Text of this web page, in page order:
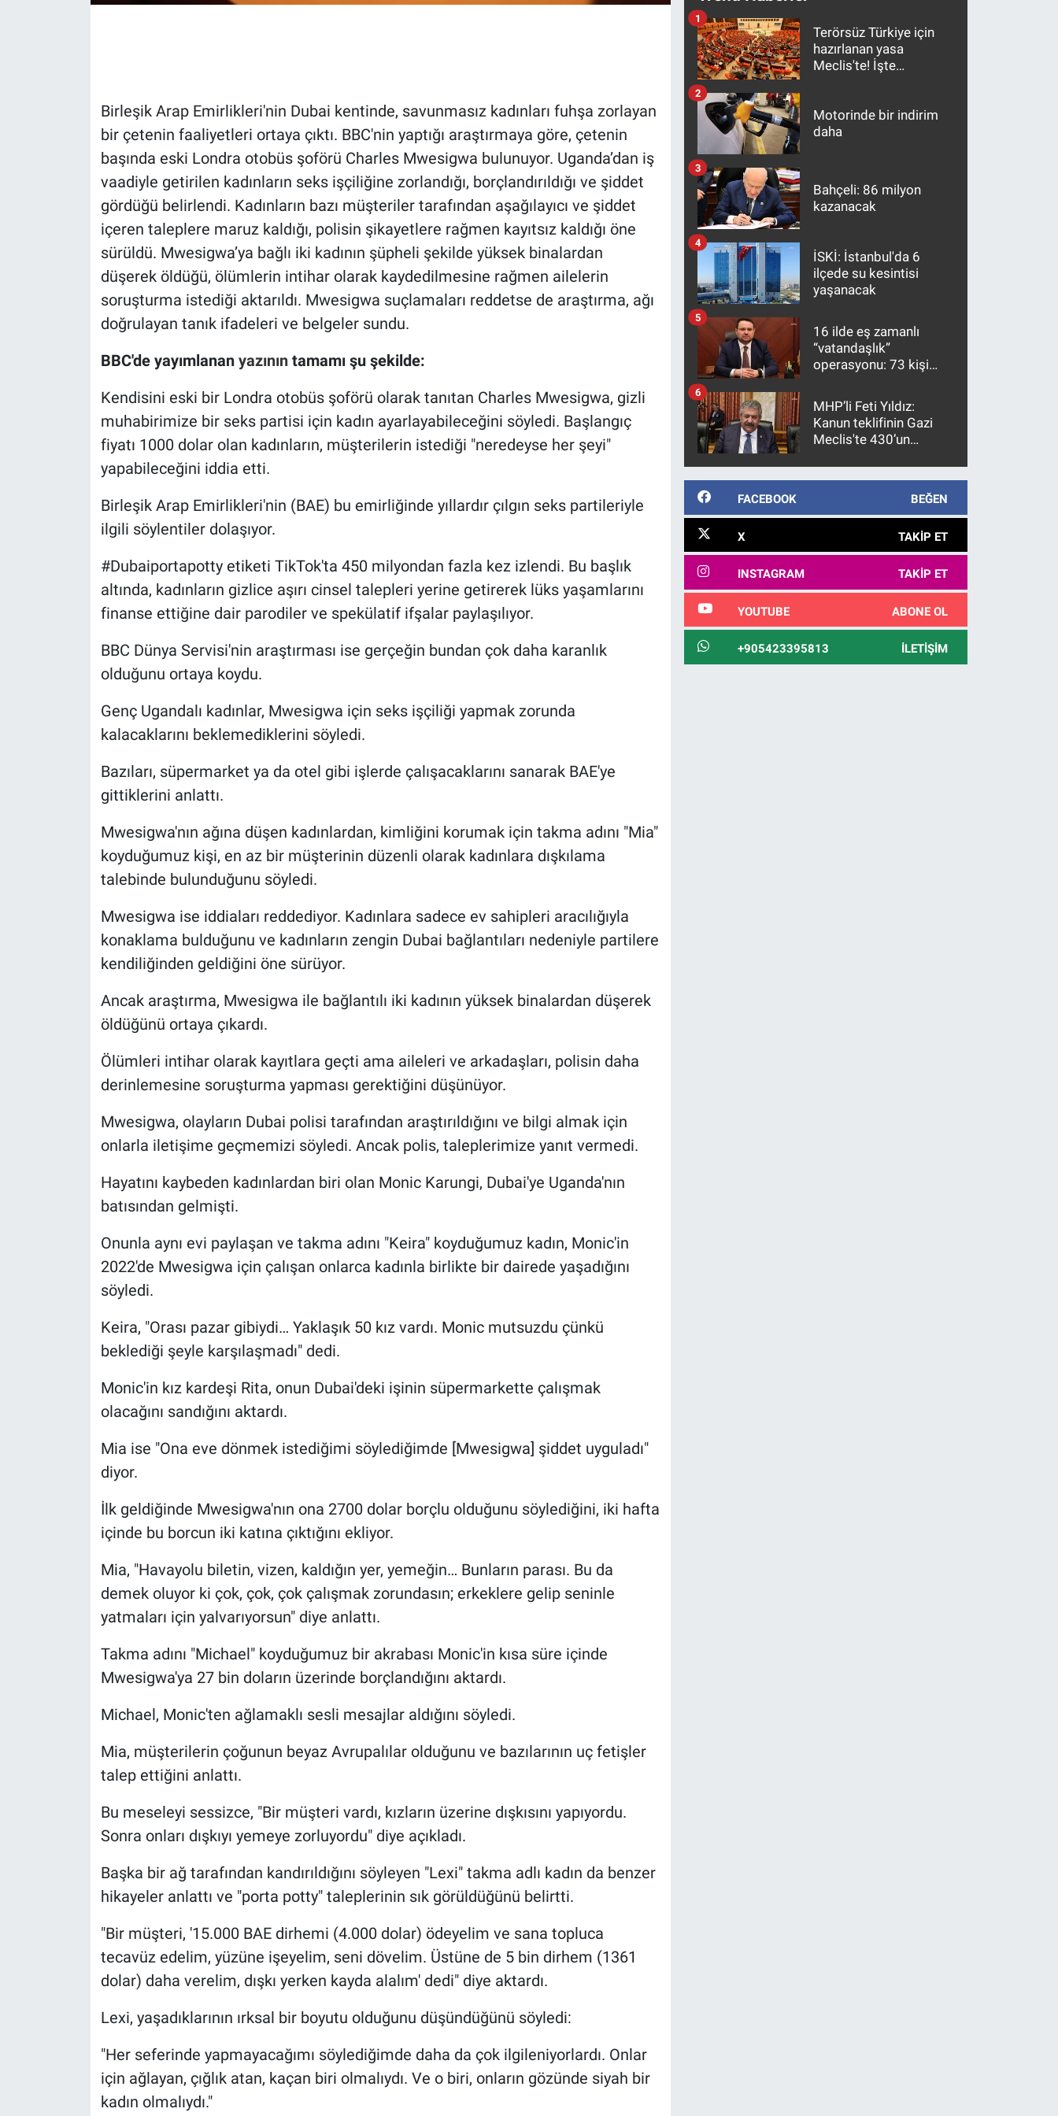
Birleşik Arap Emirlikleri'nin Dubai kentinde, savunmasız kadınları fuhşa zorlayan
bir çetenin faaliyetleri ortaya çıktı. BBC'nin yaptığı araştırmaya göre, çetenin
başında eski Londra otobüs şoförü Charles Mwesigwa bulunuyor. Uganda’dan iş
vaadiyle getirilen kadınların seks işçiliğine zorlandığı, borçlandırıldığı ve şiddet
gördüğü belirlendi. Kadınların bazı müşteriler tarafından aşağılayıcı ve şiddet
içeren taleplere maruz kaldığı, polisin şikayetlere rağmen kayıtsız kaldığı öne
sürüldü. Mwesigwa’ya bağlı iki kadının şüpheli şekilde yüksek binalardan
düşerek öldüğü, ölümlerin intihar olarak kaydedilmesine rağmen ailelerin
soruşturma istediği aktarıldı. Mwesigwa suçlamaları reddetse de araştırma, ağı
doğrulayan tanık ifadeleri ve belgeler sundu.
BBC'de yayımlanan yazının tamamı şu şekilde:
Kendisini eski bir Londra otobüs şoförü olarak tanıtan Charles Mwesigwa, gizli
muhabirimize bir seks partisi için kadın ayarlayabileceğini söyledi. Başlangıç
fiyatı 1000 dolar olan kadınların, müşterilerin istediği "neredeyse her şeyi"
yapabileceğini iddia etti.
Birleşik Arap Emirlikleri'nin (BAE) bu emirliğinde yıllardır çılgın seks partileriyle
ilgili söylentiler dolaşıyor.
#Dubaiportapotty etiketi TikTok'ta 450 milyondan fazla kez izlendi. Bu başlık
altında, kadınların gizlice aşırı cinsel talepleri yerine getirerek lüks yaşamlarını
finanse ettiğine dair parodiler ve spekülatif ifşalar paylaşılıyor.
BBC Dünya Servisi'nin araştırması ise gerçeğin bundan çok daha karanlık
olduğunu ortaya koydu.
Genç Ugandalı kadınlar, Mwesigwa için seks işçiliği yapmak zorunda
kalacaklarını beklemediklerini söyledi.
Bazıları, süpermarket ya da otel gibi işlerde çalışacaklarını sanarak BAE'ye
gittiklerini anlattı.
Mwesigwa'nın ağına düşen kadınlardan, kimliğini korumak için takma adını "Mia"
koyduğumuz kişi, en az bir müşterinin düzenli olarak kadınlara dışkılama
talebinde bulunduğunu söyledi.
Mwesigwa ise iddiaları reddediyor. Kadınlara sadece ev sahipleri aracılığıyla
konaklama bulduğunu ve kadınların zengin Dubai bağlantıları nedeniyle partilere
kendiliğinden geldiğini öne sürüyor.
Ancak araştırma, Mwesigwa ile bağlantılı iki kadının yüksek binalardan düşerek
öldüğünü ortaya çıkardı.
Ölümleri intihar olarak kayıtlara geçti ama aileleri ve arkadaşları, polisin daha
derinlemesine soruşturma yapması gerektiğini düşünüyor.
Mwesigwa, olayların Dubai polisi tarafından araştırıldığını ve bilgi almak için
onlarla iletişime geçmemizi söyledi. Ancak polis, taleplerimize yanıt vermedi.
Hayatını kaybeden kadınlardan biri olan Monic Karungi, Dubai'ye Uganda'nın
batısından gelmişti.
Onunla aynı evi paylaşan ve takma adını "Keira" koyduğumuz kadın, Monic'in
2022'de Mwesigwa için çalışan onlarca kadınla birlikte bir dairede yaşadığını
söyledi.
Keira, "Orası pazar gibiydi… Yaklaşık 50 kız vardı. Monic mutsuzdu çünkü
beklediği şeyle karşılaşmadı" dedi.
Monic'in kız kardeşi Rita, onun Dubai'deki işinin süpermarkette çalışmak
olacağını sandığını aktardı.
Mia ise "Ona eve dönmek istediğimi söylediğimde [Mwesigwa] şiddet uyguladı"
diyor.
İlk geldiğinde Mwesigwa'nın ona 2700 dolar borçlu olduğunu söylediğini, iki hafta
içinde bu borcun iki katına çıktığını ekliyor.
Mia, "Havayolu biletin, vizen, kaldığın yer, yemeğin… Bunların parası. Bu da
demek oluyor ki çok, çok, çok çalışmak zorundasın; erkeklere gelip seninle
yatmaları için yalvarıyorsun" diye anlattı.
Takma adını "Michael" koyduğumuz bir akrabası Monic'in kısa süre içinde
Mwesigwa'ya 27 bin doların üzerinde borçlandığını aktardı.
Michael, Monic'ten ağlamaklı sesli mesajlar aldığını söyledi.
Mia, müşterilerin çoğunun beyaz Avrupalılar olduğunu ve bazılarının uç fetişler
talep ettiğini anlattı.
Bu meseleyi sessizce, "Bir müşteri vardı, kızların üzerine dışkısını yapıyordu.
Sonra onları dışkıyı yemeye zorluyordu" diye açıkladı.
Başka bir ağ tarafından kandırıldığını söyleyen "Lexi" takma adlı kadın da benzer
hikayeler anlattı ve "porta potty" taleplerinin sık görüldüğünü belirtti.
"Bir müşteri, '15.000 BAE dirhemi (4.000 dolar) ödeyelim ve sana topluca
tecavüz edelim, yüzüne işeyelim, seni dövelim. Üstüne de 5 bin dirhem (1361
dolar) daha verelim, dışkı yerken kayda alalım' dedi" diye aktardı.
Lexi, yaşadıklarının ırksal bir boyutu olduğunu düşündüğünü söyledi:
"Her seferinde yapmayacağımı söylediğimde daha da çok ilgileniyorlardı. Onlar
için ağlayan, çığlık atan, kaçan biri olmalıydı. Ve o biri, onların gözünde siyah bir
kadın olmalıydı."
Terörsüz Türkiye için
hazırlanan yasa
Meclis'te! İşte
1
Motorinde bir indirim
daha
2
Bahçeli: 86 milyon
kazanacak
3
İSKİ: İstanbul'da 6
ilçede su kesintisi
yaşanacak
4
16 ilde eş zamanlı
“vatandaşlık”
operasyonu: 73 kişi
5
MHP’li Feti Yıldız:
Kanun teklifinin Gazi
Meclis'te 430’un
kanunlaşacağı
6
FACEBOOK BEĞEN
X TAKIP ET
INSTAGRAM TAKIP ET
YOUTUBE ABONE OL
+905423395813 İLETIŞIM
Koronavirüs
Kültür Sanat
Ne demişti
Programlar
Türkiye'nin Geleceği
Yerel Gündem
Yerel Yaşam